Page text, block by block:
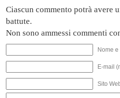
Ciascun commento potrà avere
battute.
Non sono ammessi commenti
Nome
E-mail
Sito